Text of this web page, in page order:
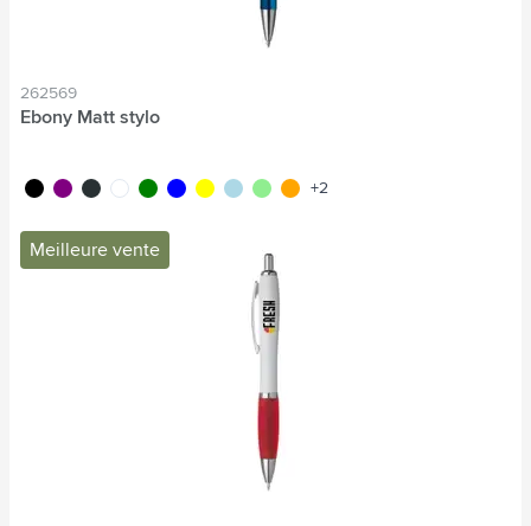
262569
Ebony Matt stylo
noir pourpreanthracite
blancvert bleu jaunebleu clair
vert clairorange
+2
Meilleure vente